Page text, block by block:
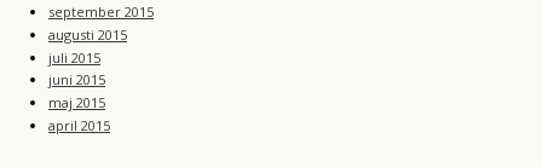
september 2015
augusti 2015
juli 2015
juni 2015
maj 2015
april 2015